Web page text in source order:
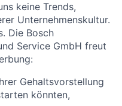
keine Trends,
Unternehmenskultur.
Die Bosch
Service GmbH freut
Gehaltsvorstellung
könnten,